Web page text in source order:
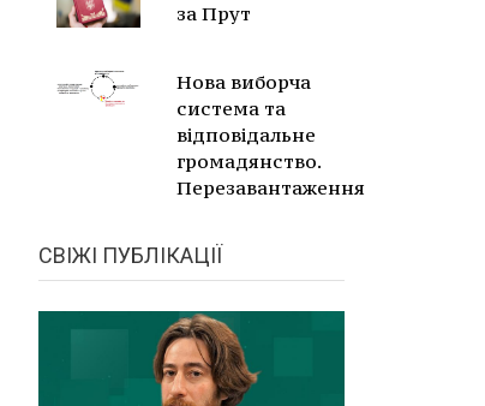
за Прут
Нова виборча
система та
відповідальне
громадянство.
Перезавантаження
СВІЖІ ПУБЛІКАЦІЇ